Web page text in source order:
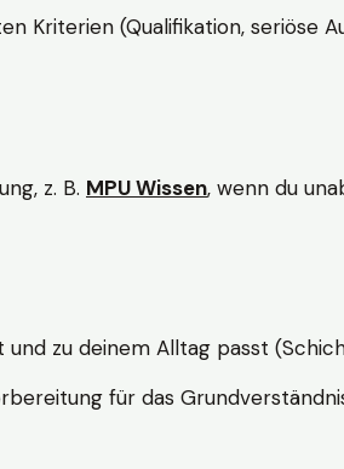
Kriterien (Qualifikation, seriöse
z. B. MPU Wissen, wenn du
zu deinem Alltag passt
für das